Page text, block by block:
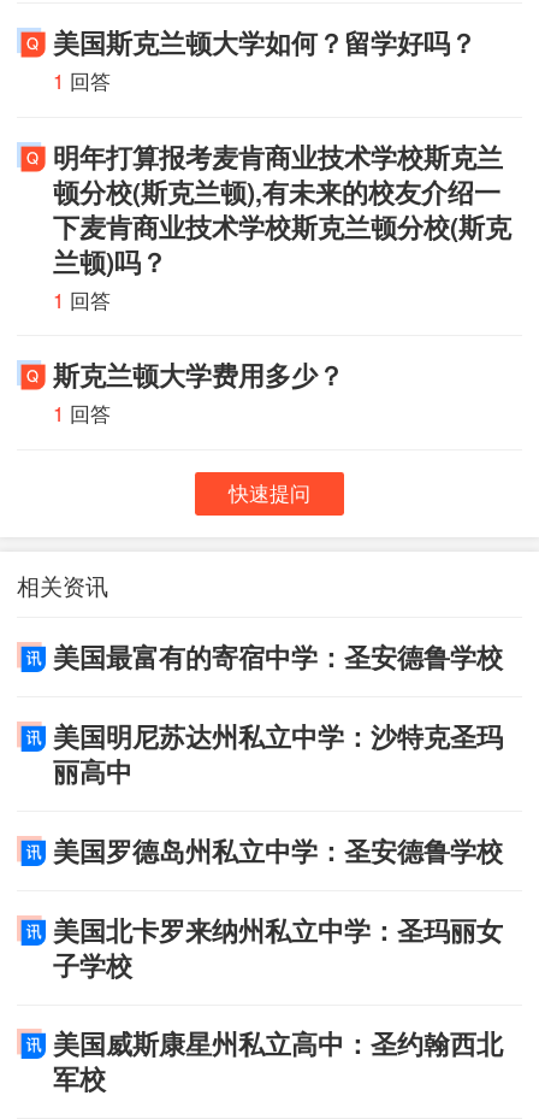
美国斯克兰顿大学如何？留学好吗？
1 回答
明年打算报考麦肯商业技术学校斯克兰
顿分校(斯克兰顿),有未来的校友介绍一
下麦肯商业技术学校斯克兰顿分校(斯克
兰顿)吗？
1 回答
斯克兰顿大学费用多少？
1 回答
快速提问
相关资讯
美国最富有的寄宿中学：圣安德鲁学校
美国明尼苏达州私立中学：沙特克圣玛
丽高中
美国罗德岛州私立中学：圣安德鲁学校
美国北卡罗来纳州私立中学：圣玛丽女
子学校
美国威斯康星州私立高中：圣约翰西北
军校